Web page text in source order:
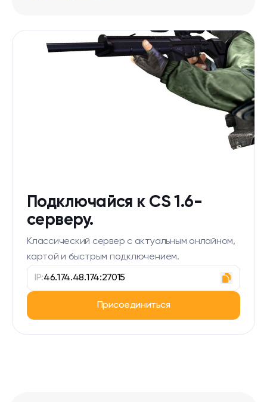
Подключайся к CS 1.6-
серверу.
Классический сервер с актуальным онлайном,
картой и быстрым подключением.
IP:46.174.48.174:27015
Присоединиться